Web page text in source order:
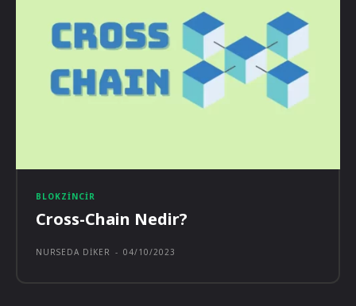
BLOKZINCIR
Cross-Chain Nedir?
NURSEDA DIKER - 04/10/2023